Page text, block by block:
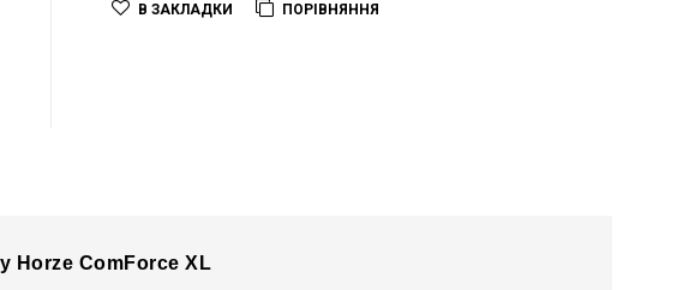
В ЗАКЛАДКИ ПОРІВНЯННЯ
Horze ComForce XL